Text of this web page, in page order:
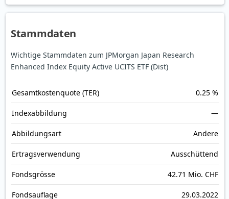
Stammdaten
Wichtige Stammdaten zum JPMorgan Japan Research
Enhanced Index Equity Active UCITS ETF (Dist)
Gesamt­kosten­quote (TER) 0.25 %
Index­abbildung —
Abbildungs­art Andere
Ertrags­verwendung Ausschüttend
Fonds­grösse 42.71 Mio. CHF
Fonds­auflage 29.03.2022